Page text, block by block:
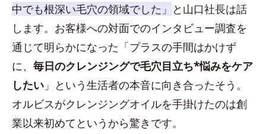
中でも根深い毛穴の領域でした」 と山口社長は話
します。お客様への対面でのインタビュー調査を
通じて明らかになった「プラスの手間はかけず
に、 毎日のクレンジングで毛穴目立ち*悩みをケア
したい 」という生活者の本音に向き合ったそう。
オルビスがクレンジングオイルを手掛けたのは創
業以来初めてというから驚きです。